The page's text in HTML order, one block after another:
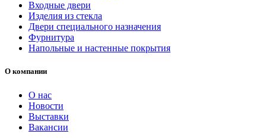
Входные двери
Изделия из стекла
Двери специального назначения
Фурнитура
Напольные и настенные покрытия
О компании
О нас
Новости
Выставки
Вакансии